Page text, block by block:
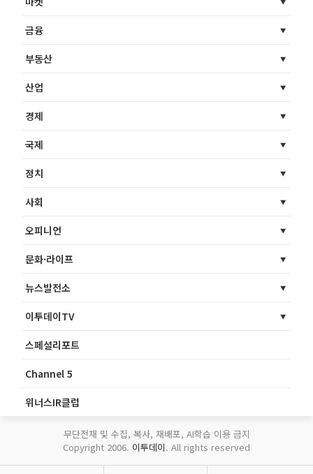
금융
부동산
산업
경제
국제
정치
사회
오피니언
문화·라이프
뉴스발전소
이투데이TV
스페셜리포트
Channel 5
위너스IR클럽
무단전재 및 수집, 복사, 재배포, AI학습 이용 금지
Copyright 2006. 이투데이. All rights reserved